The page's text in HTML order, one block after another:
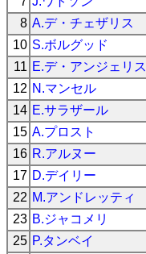
8 A.デ・チェザリス
10 S.ボルグッド
11 E.デ・アンジェリス
12 N.マンセル
14 E.サラザール
15 A.プロスト
16 R.アルヌー
17 D.デイリー
22 M.アンドレッティ
23 B.ジャコメリ
25 P.タンベイ